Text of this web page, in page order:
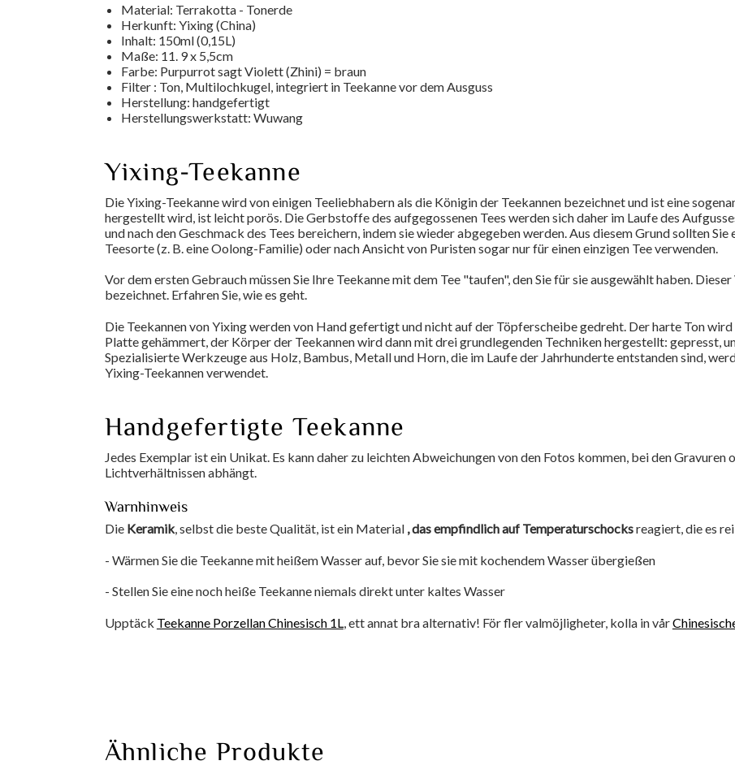
Material: Terrakotta - Tonerde
Herkunft: Yixing (China)
Inhalt: 150ml (0,15L)
Maße: 11. 9 x 5,5cm
Farbe: Purpurrot sagt Violett (Zhini) = braun
Filter : Ton, Multilochkugel, integriert in Teekanne vor dem Ausguss
Herstellung: handgefertigt
Herstellungswerkstatt: Wuwang
Yixing-Teekanne
Die Yixing-Teekanne wird von einigen Teeliebhabern als die Königin der Teekannen bezeichnet und ist eine
hergestellt wird, ist leicht porös. Die Gerbstoffe des aufgegossenen Tees werden sich daher im Laufe des
und nach den Geschmack des Tees bereichern, indem sie wieder abgegeben werden. Aus diesem Grund sollten
Teesorte (z. B. eine Oolong-Familie) oder nach Ansicht von Puristen sogar nur für einen einzigen Tee verwenden.
Vor dem ersten Gebrauch müssen Sie Ihre Teekanne mit dem Tee "taufen", den Sie für sie ausgewählt haben.
bezeichnet. Erfahren Sie, wie es geht.
Die Teekannen von Yixing werden von Hand gefertigt und nicht auf der Töpferscheibe gedreht. Der harte Ton
Platte gehämmert, der Körper der Teekannen wird dann mit drei grundlegenden Techniken hergestellt: gepresst,
Spezialisierte Werkzeuge aus Holz, Bambus, Metall und Horn, die im Laufe der Jahrhunderte entstanden sind,
Yixing-Teekannen verwendet.
Handgefertigte Teekanne
Jedes Exemplar ist ein Unikat. Es kann daher zu leichten Abweichungen von den Fotos kommen, bei den
Lichtverhältnissen abhängt.
Warnhinweis
Die Keramik, selbst die beste Qualität, ist ein Material , das empfindlich auf Temperaturschocksreagiert, die es
- Wärmen Sie die Teekanne mit heißem Wasser auf, bevor Sie sie mit kochendem Wasser übergießen
- Stellen Sie eine noch heiße Teekanne niemals direkt unter kaltes Wasser
Upptäck Teekanne Porzellan Chinesisch 1L , ett annat bra alternativ! För fler valmöjligheter, kolla in vår
Ähnliche Produkte